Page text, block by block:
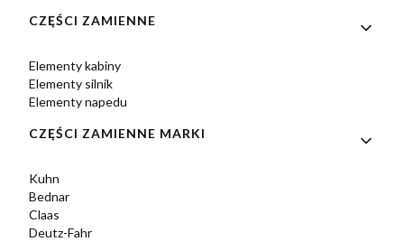
CZĘŚCI ZAMIENNE
Elementy kabiny
Elementy silnik
Elementy napedu
CZĘŚCI ZAMIENNE MARKI
Kuhn
Bednar
Claas
Deutz-Fahr